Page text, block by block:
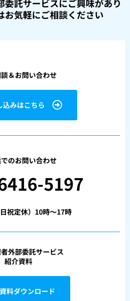
委託サービスにご興味があり
お気軽にご相談ください
＆お問い合わせ
込みはこちら
のお問い合わせ
5197
祝定休）10時〜17時
外部委託サービス
紹介資料
資料ダウンロード